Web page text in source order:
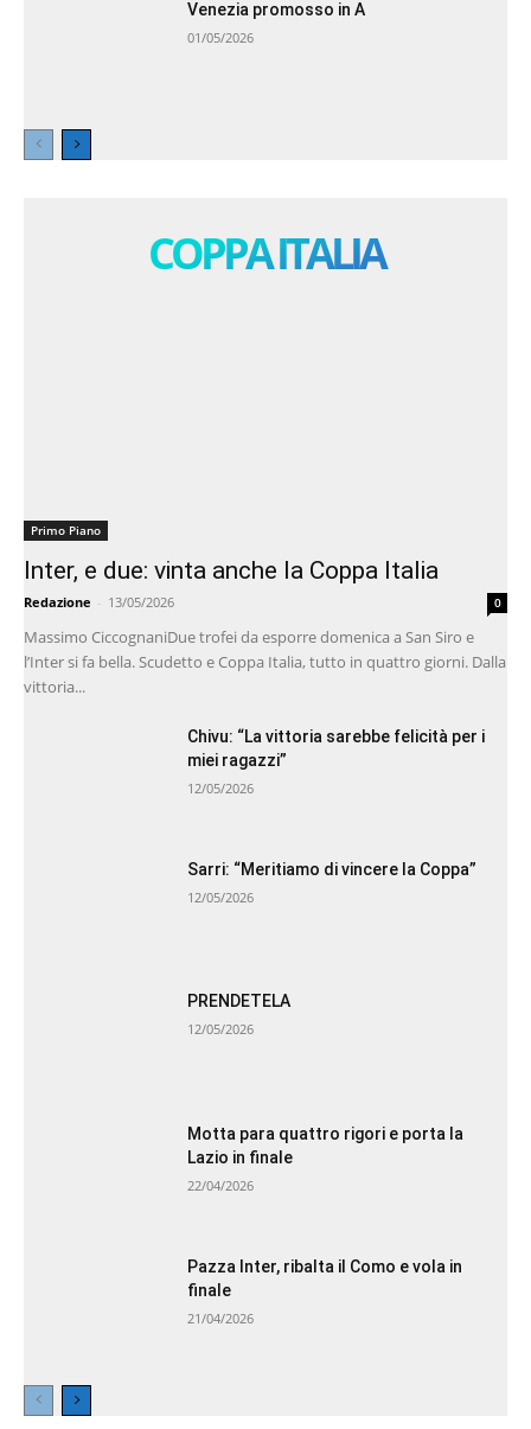
Venezia promosso in A
01/05/2026
COPPA ITALIA
Primo Piano
Inter, e due: vinta anche la Coppa Italia
Redazione - 13/05/2026 0
Massimo CiccognaniDue trofei da esporre domenica a San Siro e
l’Inter si fa bella. Scudetto e Coppa Italia, tutto in quattro giorni. Dalla
vittoria...
Chivu: “La vittoria sarebbe felicità per i
miei ragazzi”
12/05/2026
Sarri: “Meritiamo di vincere la Coppa”
12/05/2026
PRENDETELA
12/05/2026
Motta para quattro rigori e porta la
Lazio in finale
22/04/2026
Pazza Inter, ribalta il Como e vola in
finale
21/04/2026